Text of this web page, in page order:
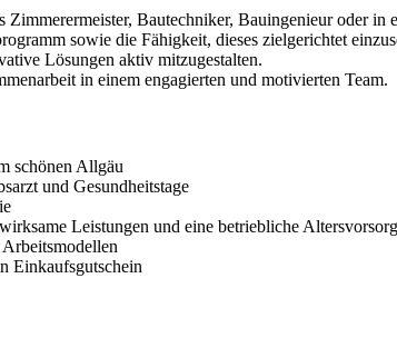
Bautechniker, Bauingenieur oder
sowie die Fähigkeit, dieses zielgerichtet
Lösungen aktiv mitzugestalten.
in einem engagierten und motivierten Team.
schönen Allgäu
und Gesundheitstage
Leistungen und eine betriebliche
Einkaufsgutschein